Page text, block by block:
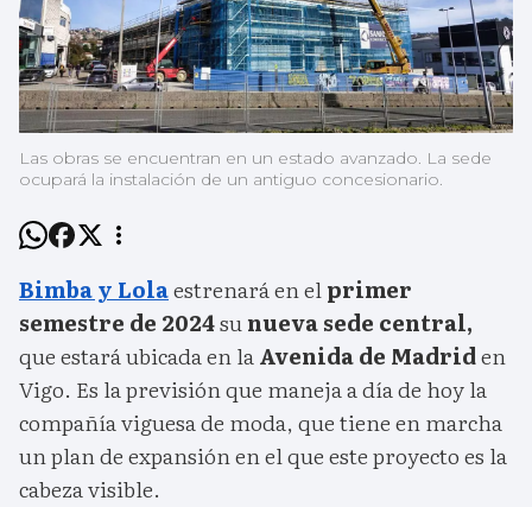
Las obras se encuentran en un estado avanzado. La sede
ocupará la instalación de un antiguo concesionario.
Bimba y Lolaestrenará en elprimer
semestre de 2024sunueva sede central,
que estará ubicada en laAvenida de Madriden
Vigo. Es la previsión que maneja a día de hoy la
compañía viguesa de moda, que tiene en marcha
un plan de expansión en el que este proyecto es la
cabeza visible.